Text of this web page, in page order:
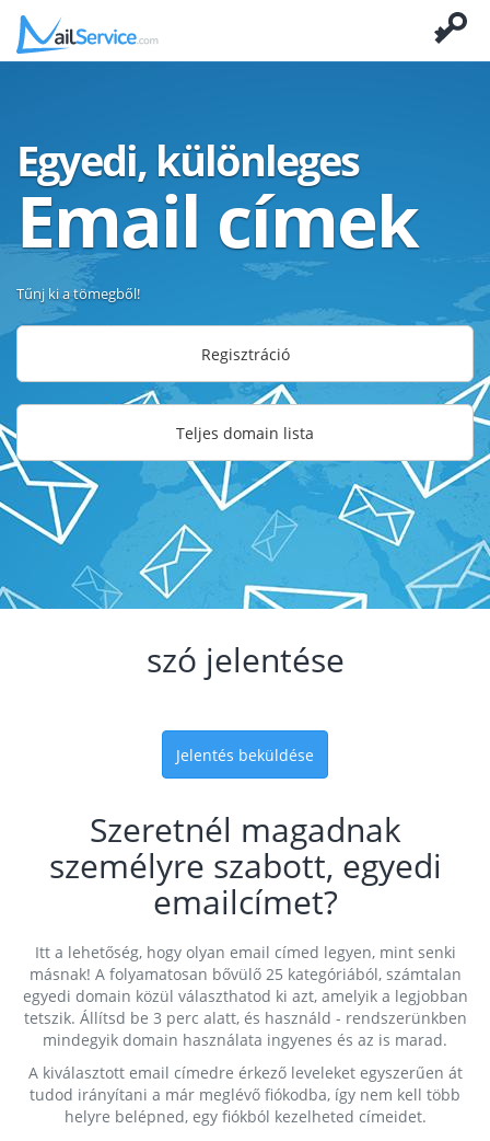
Egyedi, különleges
Email címek
Tűnj ki a tömegből!
Regisztráció
Teljes domain lista
szó jelentése
Jelentés beküldése
Szeretnél magadnak
személyre szabott, egyedi
emailcímet?
Itt a lehetőség, hogy olyan email címed legyen, mint senki
másnak! A folyamatosan bővülő 25 kategóriából, számtalan
egyedi domain közül választhatod ki azt, amelyik a legjobban
tetszik. Állítsd be 3 perc alatt, és használd - rendszerünkben
mindegyik domain használata ingyenes és az is marad.
A kiválasztott email címedre érkező leveleket egyszerűen át
tudod irányítani a már meglévő fiókodba, így nem kell több
helyre belépned, egy fiókból kezelheted címeidet.